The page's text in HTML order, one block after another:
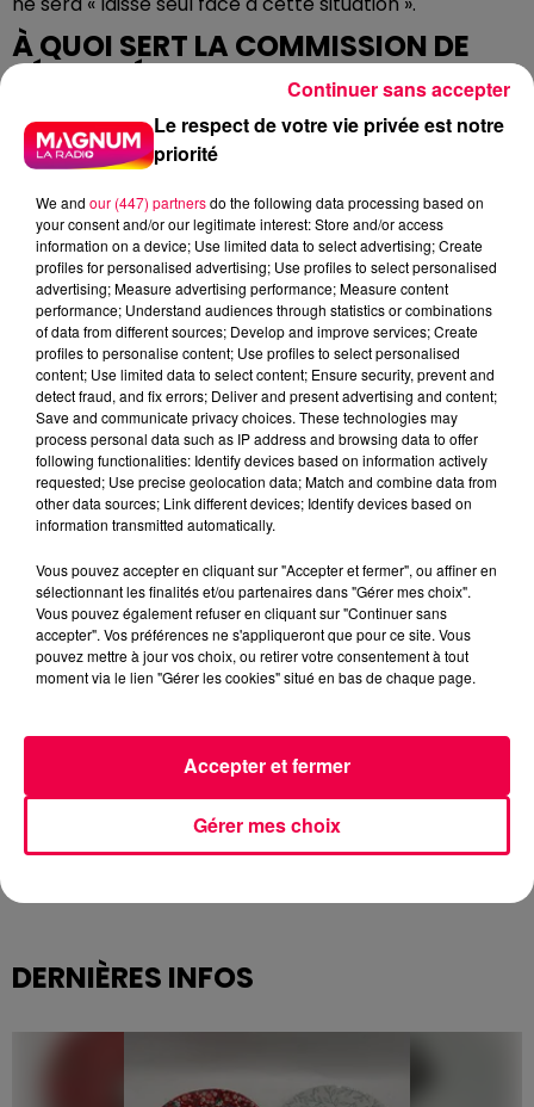
À QUOI SERT LA COMMISSION DE
SÉCURITÉ ?
La commission de sécurité contrôle les
établissements recevant du public afin de vérifier le
d'évacuation et d'intervention des secours.
Elle rassemble des représentants du SDIS, de l'État et
des collectivités locales. Lorsqu'un avis défavorable
persiste sans que les travaux prescrits soient
engagés, le maire dispose du pouvoir de prononcer la
fermeture administrative de l'établissement.
DERNIÈRES INFOS
Le respect de votre vie privée est notre
priorité
We and our (447) partnersdo the following data processing based on
your consent and/or our legitimate interest: Store and/or access
information on a device; Use limited data to select advertising; Create
profiles for personalised advertising; Use profiles to select personalised
advertising; Measure advertising performance; Measure content
performance; Understand audiences through statistics or combinations
of data from different sources; Develop and improve services; Create
profiles to personalise content; Use profiles to select personalised
content; Use limited data to select content; Ensure security, prevent and
detect fraud, and fix errors; Deliver and present advertising and content;
Save and communicate privacy choices. These technologies may
process personal data such as IP address and browsing data to offer
following functionalities: Identify devices based on information actively
requested; Use precise geolocation data; Match and combine data from
other data sources; Link different devices; Identify devices based on
information transmitted automatically.
Vous pouvez accepter en cliquant sur "Accepter et fermer", ou affiner en
sélectionnant les finalités et/ou partenaires dans "Gérer mes choix".
Vous pouvez également refuser en cliquant sur "Continuer sans
accepter". Vos préférences ne s'appliqueront que pour ce site. Vous
pouvez mettre à jour vos choix, ou retirer votre consentement à tout
moment via le lien "Gérer les cookies" situé en bas de chaque page.
Gérer mes choix
Accepter et fermer
Continuer sans accepter